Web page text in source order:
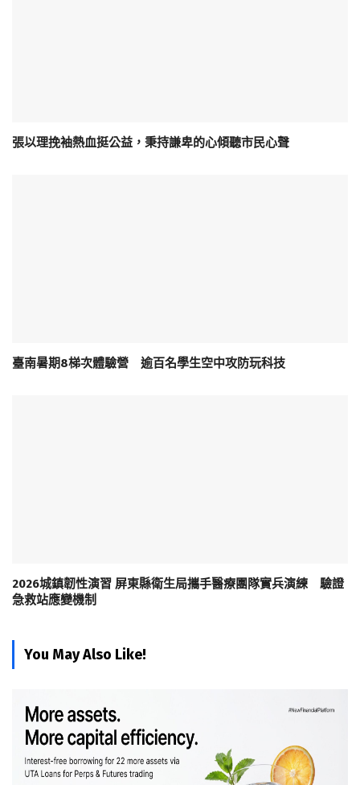
張以理挽袖熱血挺公益，秉持謙卑的心傾聽市民心聲
臺南暑期8梯次體驗營 逾百名學生空中攻防玩科技
2026城鎮韌性演習 屏東縣衛生局攜手醫療團隊實兵演練 驗證
急救站應變機制
You May Also Like!